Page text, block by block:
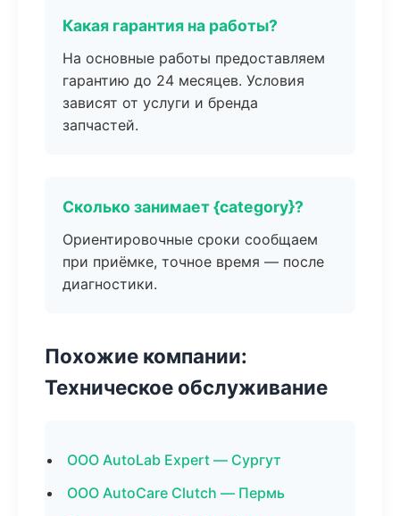
Какая гарантия на работы?
На основные работы предоставляем
гарантию до 24 месяцев. Условия
зависят от услуги и бренда
запчастей.
Сколько занимает {category}?
Ориентировочные сроки сообщаем
при приёмке, точное время — после
диагностики.
Похожие компании:
Техническое обслуживание
ООО AutoLab Expert — Сургут
ООО AutoCare Clutch — Пермь